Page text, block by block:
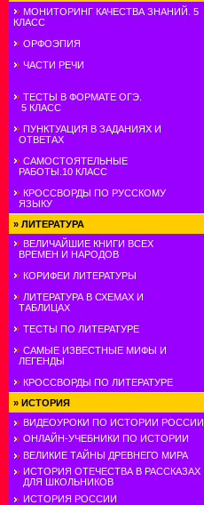
МОНИТОРИНГ КАЧЕСТВА ЗНАНИЙ. 5
КЛАСС
ОРФОЭПИЯ
ЧАСТИ РЕЧИ
ТЕСТЫ В ФОРМАТЕ ОГЭ.
5 КЛАСС
ПУНКТУАЦИЯ В ЗАДАНИЯХ И
ОТВЕТАХ
САМОСТОЯТЕЛЬНЫЕ
РАБОТЫ.10 КЛАСС
КРОССВОРДЫ ПО РУССКОМУ
ЯЗЫКУ
» ЛИТЕРАТУРА
ВЕЛИЧАЙШИЕ КНИГИ ВСЕХ
ВРЕМЕН И НАРОДОВ
КОРИФЕИ ЛИТЕРАТУРЫ
ЛИТЕРАТУРА В СХЕМАХ И
ТАБЛИЦАХ
ТЕСТЫ ПО ЛИТЕРАТУРЕ
САМЫЕ ИЗВЕСТНЫЕ МИФЫ И
ЛЕГЕНДЫ
КРОССВОРДЫ ПО ЛИТЕРАТУРЕ
» ИСТОРИЯ
ВИДЕОУРОКИ ПО ИСТОРИИ РОССИИ
ОНЛАЙН-УЧЕБНИКИ ПО ИСТОРИИ
ВЕЛИКИЕ ТАЙНЫ ДРЕВНЕГО МИРА
ИСТОРИЯ ОТЕЧЕСТВА В РАССКАЗАХ
ДЛЯ ШКОЛЬНИКОВ
ИСТОРИЯ РОССИИ